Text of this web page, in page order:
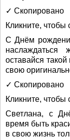
✓ Скопировано
Кликните, чтобы
С Днём
наслаждаться
оставайся
свою
✓ Скопировано
Кликните, чтобы
Светлана, с
время быть
в свою жизнь